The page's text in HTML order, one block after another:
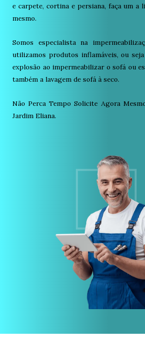
e carpete, cortina e persiana, faça um a
mesmo.
Somos especialista na
utilizamos produtos inflamáveis, ou
explosão ao impermeabilizar o sofá ou
também a lavagem de sofá à seco.
Não Perca Tempo Solicite Agora
Jardim Eliana.